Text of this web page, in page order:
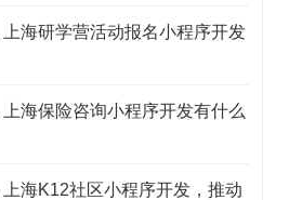
上海研学营活动报名小程序开发
上海保险咨询小程序开发有什么
上海K12社区小程序开发，推动